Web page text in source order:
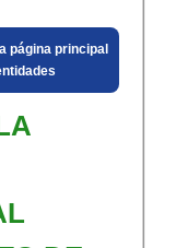
página principal